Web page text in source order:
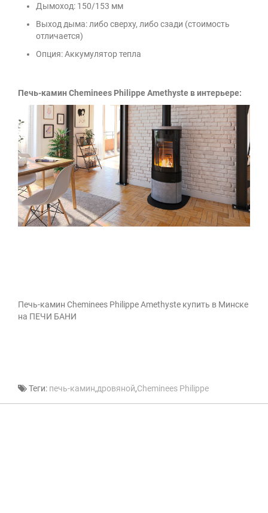
Дымоход: 150/153 мм
Выход дыма: либо сверху, либо сзади (стоимость
отличается)
Опция: Аккумулятор тепла
Печь-камин Cheminees Philippe Amethyste в интерьере:
Печь-камин Cheminees Philippe Amethyste купить в Минске
на ПЕЧИ БАНИ
Теги: печь-камин,дровяной,Cheminees Philippe